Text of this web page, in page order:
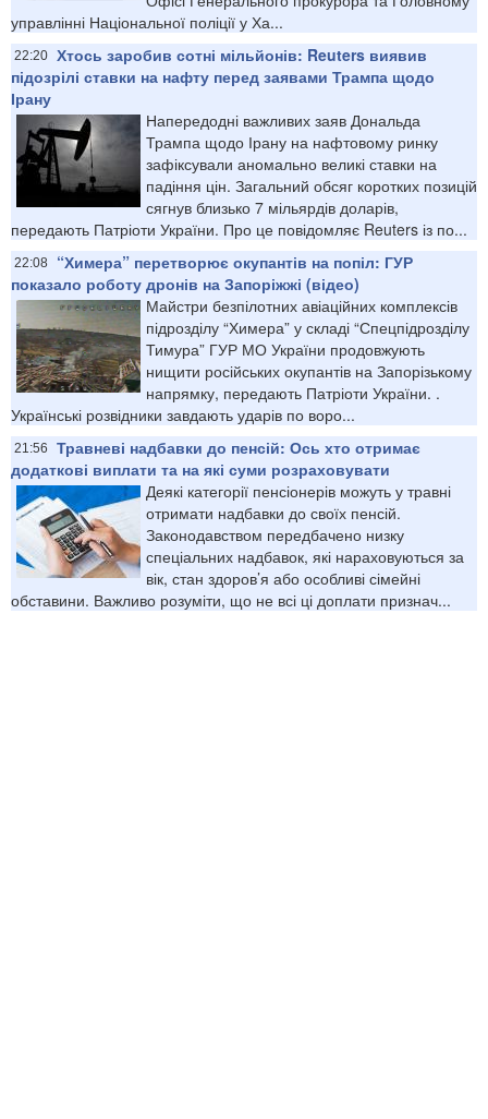
управлінні Національної поліції у Ха...
22:20 Хтось заробив сотні мільйонів: Reuters виявив
підозрілі ставки на нафту перед заявами Трампа щодо
Ірану
Напередодні важливих заяв Дональда
Трампа щодо Ірану на нафтовому ринку
зафіксували аномально великі ставки на
падіння цін. Загальний обсяг коротких позицій
сягнув близько 7 мільярдів доларів,
передають Патріоти України. Про це повідомляє Reuters із по...
22:08
“Химера” перетворює окупантів на попіл: ГУР
показало роботу дронів на Запоріжжі (відео)
Майстри безпілотних авіаційних комплексів
підрозділу “Химера” у складі “Спецпідрозділу
Тимура” ГУР МО України продовжують
нищити російських окупантів на Запорізькому
напрямку, передають Патріоти України. .
Українські розвідники завдають ударів по воро...
21:56
Травневі надбавки до пенсій: Ось хто отримає
додаткові виплати та на які суми розраховувати
Деякі категорії пенсіонерів можуть у травні
отримати надбавки до своїх пенсій.
Законодавством передбачено низку
спеціальних надбавок, які нараховуються за
вік, стан здоров’я або особливі сімейні
обставини. Важливо розуміти, що не всі ці доплати признач...